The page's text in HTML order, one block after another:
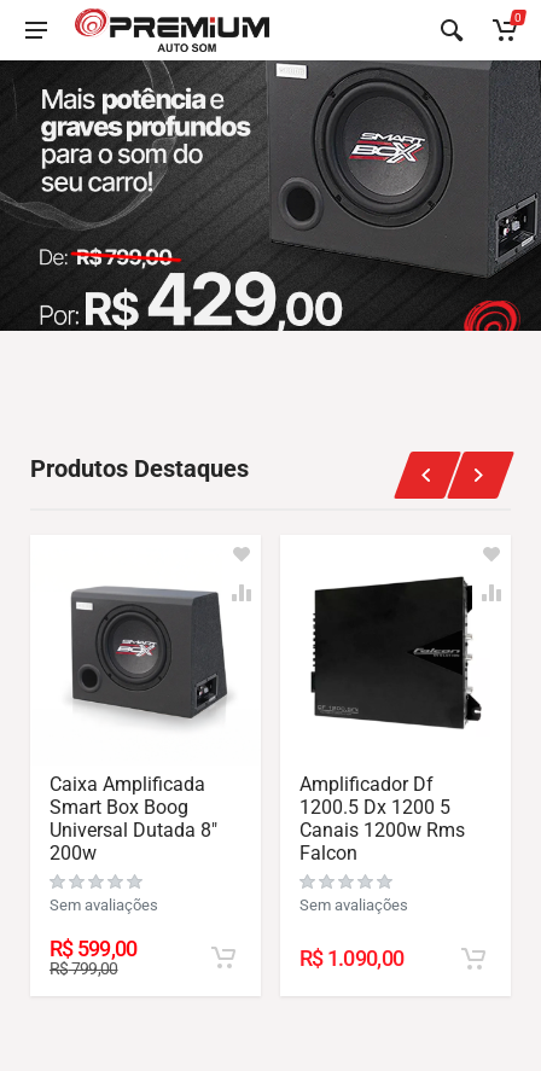
0
Produtos Destaques
Caixa Amplificada
Smart Box Boog
Universal Dutada 8″
200w
Sem avaliações
R$599,00
R$799,00
Amplificador Df
1200.5 Dx 1200 5
Canais 1200w Rms
Falcon
Sem avaliações
R$1.090,00